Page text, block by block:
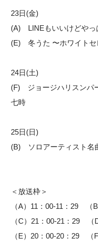
23日(金)
(A) LINEもいいけどやっ
(E) 冬うた 〜ホワイトセ
24日(土)
(F) ジョージハリスンパ
七時
25日(日)
(B) ソロアーティスト名
＜放送枠＞
（A）11：00-11：29 （
（C）21：00-21：29 （
（E）20：00-20：29 （